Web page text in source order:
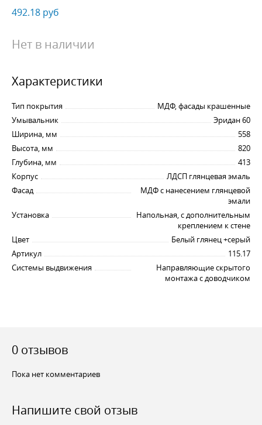
492.18 руб
Нет в наличии
Характеристики
Тип покрытия
МДФ, фасады крашенные
Умывальник
Эридан 60
Ширина, мм
558
Высота, мм
820
Глубина, мм
413
Корпус
ЛДСП глянцевая эмаль
Фасад
МДФ с нанесением глянцевой
эмали
Установка
Напольная, с дополнительным
креплением к стене
Цвет
Белый глянец +серый
Артикул
115.17
Системы выдвижения
Направляющие скрытого
монтажа с доводчиком
0 отзывов
Пока нет комментариев
Напишите свой отзыв